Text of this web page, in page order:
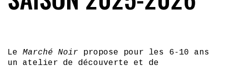
Le Marché Noir propose pour les 6-10 ans
un atelier de découverte et de